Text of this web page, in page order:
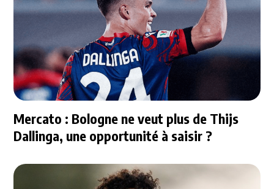
Mercato : Bologne ne veut plus de Thijs
Dallinga, une opportunité à saisir ?